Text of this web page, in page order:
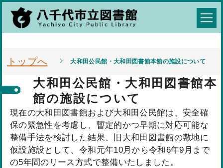
トップへ 大和田公民館・大和田図書館本館の施設について
大和田公民館・大和田図書館本
館の施設について
現在の大和田図書館および大和田公民館は、安全確
保の緊急性を考慮し、暫定的かつ早期に対応可能な
整備手法を検討した結果、旧大和田図書館の敷地に
仮設施設として、令和元年10月から令和6年9月まで
の5年間のリース方式で整備いたしました。